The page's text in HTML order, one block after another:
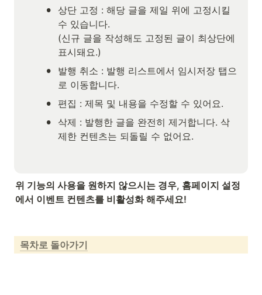
•
상단 고정 : 해당 글을 제일 위에 고정시킬
수 있습니다.
(신규 글을 작성해도 고정된 글이 최상단에
표시돼요.)
•
발행 취소 : 발행 리스트에서 임시저장 탭으
로 이동합니다.
• 편집 : 제목 및 내용을 수정할 수 있어요.
•
삭제 : 발행한 글을 완전히 제거합니다. 삭
제한 컨텐츠는 되돌릴 수 없어요.
위 기능의 사용을 원하지 않으시는 경우, 홈페이지 설정
에서 이벤트 컨텐츠를 비활성화 해주세요!
목차로 돌아가기